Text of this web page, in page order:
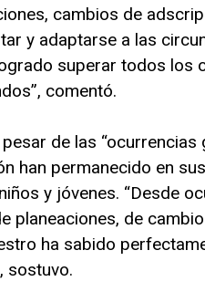
cambios de
y adaptarse a las
superar todos los
comentó.
de las
han permanecido en
y jóvenes. “Desde
planeaciones, de
ha sabido
sostuvo.